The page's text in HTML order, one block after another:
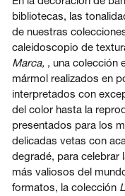
bibliotecas, las
de nuestras
caleidoscopio de
Marca, , una colección
mármol realizados en
interpretados con
del color hasta la
presentados para los
delicadas vetas con
degradé, para celebrar
más valiosos del
formatos, la colección